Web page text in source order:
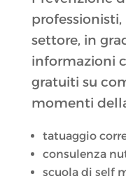
settore, in
informazioni
gratuiti su
momenti
tatuaggio
consulenza
scuola di self